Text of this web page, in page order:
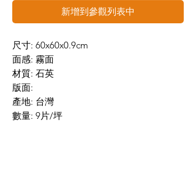
新增到參觀列表中
尺寸: 60x60x0.9cm
面感: 霧面
材質: 石英
版面:
產地: 台灣
數量: 9片/坪